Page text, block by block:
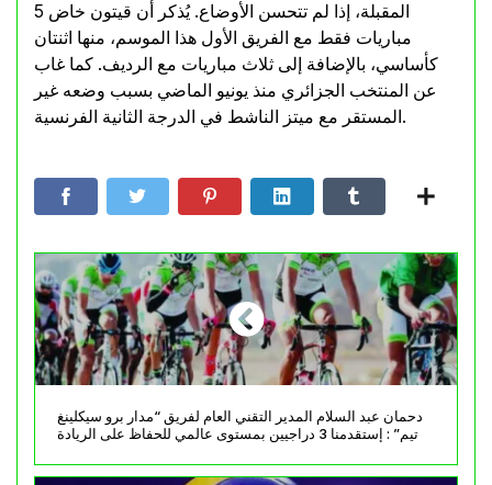
المقبلة، إذا لم تتحسن الأوضاع. يُذكر أن قيتون خاض 5
مباريات فقط مع الفريق الأول هذا الموسم، منها اثنتان
كأساسي، بالإضافة إلى ثلاث مباريات مع الرديف. كما غاب
عن المنتخب الجزائري منذ يونيو الماضي بسبب وضعه غير
المستقر مع ميتز الناشط في الدرجة الثانية الفرنسية.
دحمان عبد السلام المدير التقني العام لفريق “مدار برو سيكلينغ
تيم” : إستقدمنا 3 دراجيين بمستوى عالمي للحفاظ على الريادة